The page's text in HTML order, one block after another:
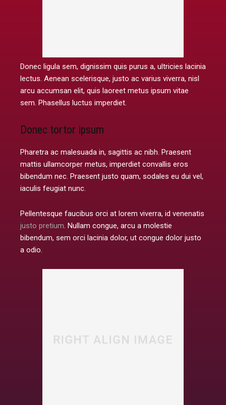
Donec ligula sem, dignissim quis purus a, ultricies lacinia
lectus. Aenean scelerisque, justo ac varius viverra, nisl
arcu accumsan elit, quis laoreet metus ipsum vitae
sem. Phasellus luctus imperdiet.
Donec tortor ipsum
Pharetra ac malesuada in, sagittis ac nibh. Praesent
mattis ullamcorper metus, imperdiet convallis eros
bibendum nec. Praesent justo quam, sodales eu dui vel,
iaculis feugiat nunc.
Pellentesque faucibus orci at lorem viverra, id venenatis
justo pretium. Nullam congue, arcu a molestie
bibendum, sem orci lacinia dolor, ut congue dolor justo
a odio.